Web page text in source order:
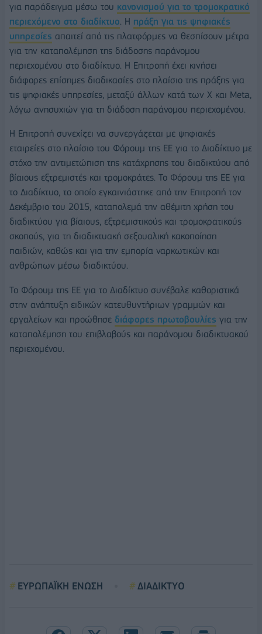
για παράδειγμα μέσω του κανονισμού για το τρομοκρατικό
περιεχόμενο στο διαδίκτυο. Η πράξη για τις ψηφιακές
υπηρεσίες απαιτεί από τις πλατφόρμες να θεσπίσουν μέτρα
για την καταπολέμηση της διάδοσης παράνομου
περιεχομένου στο διαδίκτυο. Η Επιτροπή έχει κινήσει
διάφορες επίσημες διαδικασίες στο πλαίσιο της πράξης για
τις ψηφιακές υπηρεσίες, μεταξύ άλλων κατά των X και Meta,
λόγω ανησυχιών για τη διάδοση παράνομου περιεχομένου.
Η Επιτροπή συνεχίζει να συνεργάζεται με ψηφιακές
εταιρείες στο πλαίσιο του Φόρουμ της ΕΕ για το Διαδίκτυο με
στόχο την αντιμετώπιση της κατάχρησης του διαδικτύου από
βίαιους εξτρεμιστές και τρομοκράτες. Το Φόρουμ της ΕΕ για
το Διαδίκτυο, το οποίο εγκαινιάστηκε από την Επιτροπή τον
Δεκέμβριο του 2015, καταπολεμά την αθέμιτη χρήση του
διαδικτύου για βίαιους, εξτρεμιστικούς και τρομοκρατικούς
σκοπούς, για τη διαδικτυακή σεξουαλική κακοποίηση
παιδιών, καθώς και για την εμπορία ναρκωτικών και
ανθρώπων μέσω διαδικτύου.
Το Φόρουμ της ΕΕ για το Διαδίκτυο συνέβαλε καθοριστικά
στην ανάπτυξη ειδικών κατευθυντήριων γραμμών και
εργαλείων και προώθησε διάφορες πρωτοβουλίες για την
καταπολέμηση του επιβλαβούς και παράνομου διαδικτυακού
περιεχομένου.
ΕΥΡΩΠΑΪΚΗ ΕΝΩΣΗ ΔΙΑΔΙΚΤΥΟ